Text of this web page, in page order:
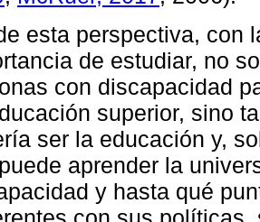
esta perspectiva, con
de estudiar, no
con discapacidad
superior, sino
ser la educación y,
aprender la
y hasta qué